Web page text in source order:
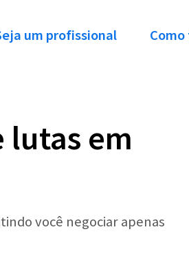
um profissional
lutas em
você negociar apenas